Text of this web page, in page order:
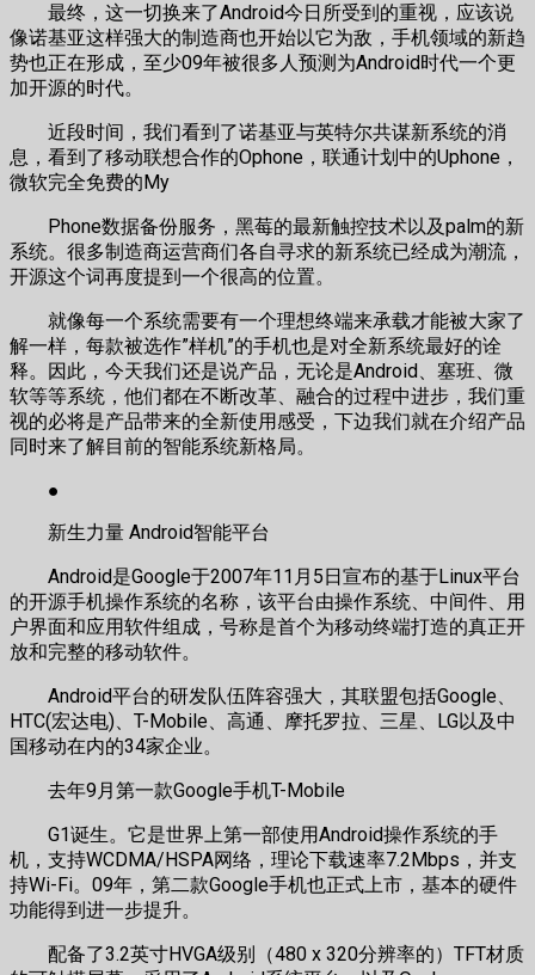
最终，这一切换来了Android今日所受到的重视，应该说
像诺基亚这样强大的制造商也开始以它为敌，手机领域的新趋
势也正在形成，至少09年被很多人预测为Android时代一个更
加开源的时代。
近段时间，我们看到了诺基亚与英特尔共谋新系统的消
息，看到了移动联想合作的Ophone，联通计划中的Uphone，
微软完全免费的My
Phone数据备份服务，黑莓的最新触控技术以及palm的新
系统。很多制造商运营商们各自寻求的新系统已经成为潮流，
开源这个词再度提到一个很高的位置。
就像每一个系统需要有一个理想终端来承载才能被大家了
解一样，每款被选作”样机”的手机也是对全新系统最好的诠
释。因此，今天我们还是说产品，无论是Android、塞班、微
软等等系统，他们都在不断改革、融合的过程中进步，我们重
视的必将是产品带来的全新使用感受，下边我们就在介绍产品
同时来了解目前的智能系统新格局。
●
新生力量 Android智能平台
Android是Google于2007年11月5日宣布的基于Linux平台
的开源手机操作系统的名称，该平台由操作系统、中间件、用
户界面和应用软件组成，号称是首个为移动终端打造的真正开
放和完整的移动软件。
Android平台的研发队伍阵容强大，其联盟包括Google、
HTC(宏达电)、T-Mobile、高通、摩托罗拉、三星、LG以及中
国移动在内的34家企业。
去年9月第一款Google手机T-Mobile
G1诞生。它是世界上第一部使用Android操作系统的手
机，支持WCDMA/HSPA网络，理论下载速率7.2Mbps，并支
持Wi-Fi。09年，第二款Google手机也正式上市，基本的硬件
功能得到进一步提升。
配备了3.2英寸HVGA级别（480 x 320分辨率的）TFT材质